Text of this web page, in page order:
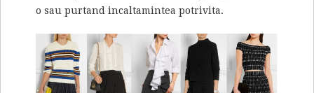
o sau purtand incaltamintea potrivita.